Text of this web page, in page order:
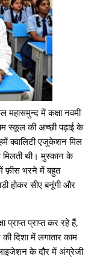
महासमुन्द में कक्षा नवमीं
स्कूल की अच्छी पढ़ाई के
क्वालिटी एजुकेशन मिल
थी। मुस्कान के
फ़ीस भरने में बहुत
होकर सीए बनूंगी और
प्राप्त प्राप्त कर रहे हैं,
दिशा में लगातार काम
के दौर में अंग्रेजी